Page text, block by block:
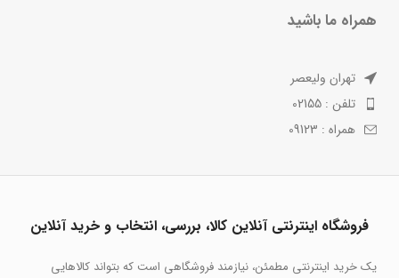
همراه ما باشید
تهران ولیعصر
تلفن : 02155
همراه : 09123
فروشگاه اینترنتی آنلاین کالا، بررسی، انتخاب و خرید آنلاین
یک خرید اینترنتی مطمئن، نیازمند فروشگاهی است که بتواند کالاهایی